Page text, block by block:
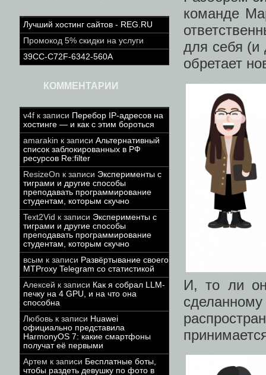
Лучший хостинг сайтов - REG.RU
Промокод 5% скидки на услуги
39CC-C72F-6342-560A
КОММЕНТАРИИ
v4f к записи Перебор IP-адресов на
хостинге — и как с этим бороться
amarakin к записи Альтернативный
список заблокированных в РФ
ресурсов Re:filter
ResizeOn к записи Эксперименты с
тиграми и другие способы
преподавать программирование
студентам, которым скучно
Text2Vid к записи Эксперименты с
тиграми и другие способы
преподавать программирование
студентам, которым скучно
всым к записи Развёртывание своего
MTProxy Telegram со статистикой
Алексей к записи Как я собрал LLM-
печку на 4 GPU, и на что она
способна
Любовь к записи Huawei
официально представила
HarmonyOS 7: какие смартфоны
получат её первыми
Артем к записи Бесплатные боты,
чтобы раздеть девушку по фото в
команде
для себя (и
обретает
И, то ли